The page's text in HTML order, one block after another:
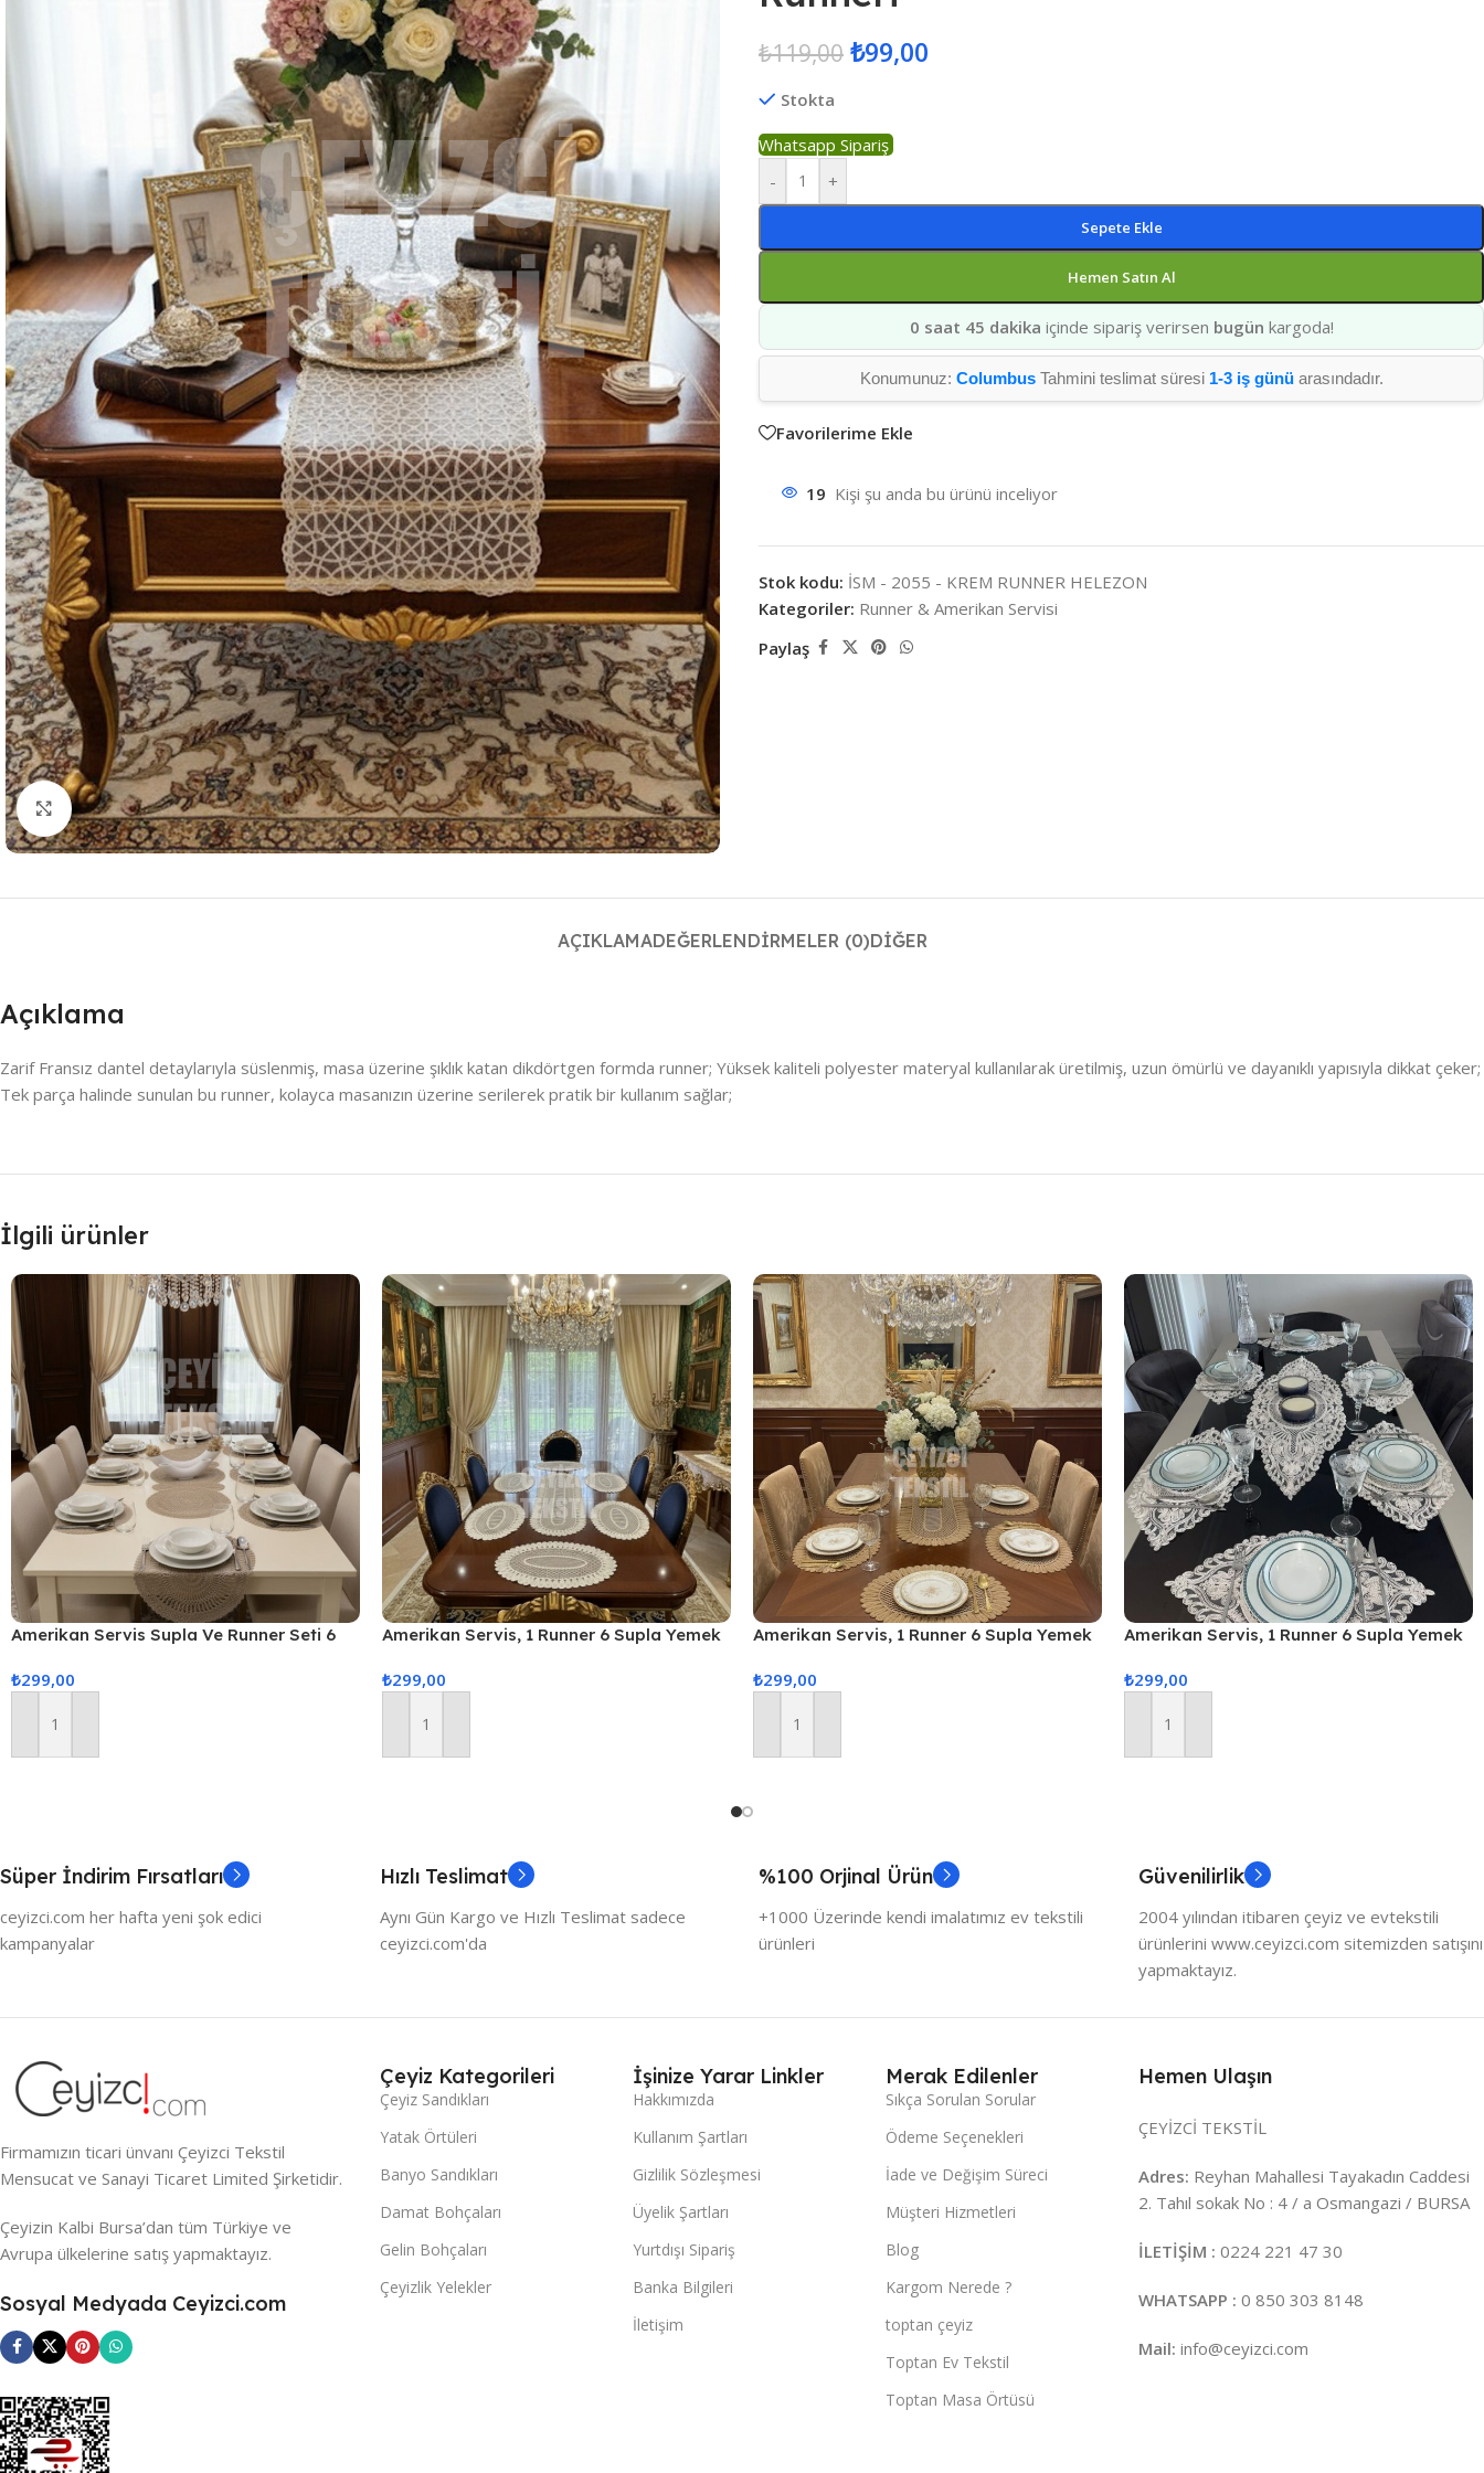
Resmi Büyüt
₺119,00 ₺99,00
Stokta
Whatsapp Sipariş
-
+
Sepete Ekle
Hemen Satın Al
0 saat 45 dakika içinde sipariş verirsen bugün kargoda!
Konumunuz: ColumbusTahmini teslimat süresi 1-3 iş günüarasındadır.
Favorilerime Ekle
19 Kişi şu anda bu ürünü inceliyor
Stok kodu: İSM - 2055 - KREM RUNNER HELEZON
Kategoriler: Runner & Amerikan Servisi
Paylaş
AÇIKLAMADEĞERLENDIRMELER (0)DIĞER
Açıklama
Zarif Fransız dantel detaylarıyla süslenmiş, masa üzerine şıklık katan dikdörtgen formda runner; Yüksek kaliteli polyester materyal kullanılarak üretilmiş, uzun ömürlü ve dayanıklı yapısıyla dikkat çeker;
Tek parça halinde sunulan bu runner, kolayca masanızın üzerine serilerek pratik bir kullanım sağlar;
İlgili ürünler
Amerikan Servis Supla Ve Runner Seti 6
₺299,00
Sepete Ekle
Amerikan Servis, 1 Runner 6 Supla Yemek
Sunum Seti
₺299,00
Sepete Ekle
Amerikan Servis, 1 Runner 6 Supla Yemek
Sunum Seti
₺299,00
Sepete Ekle
Amerikan Servis, 1 Runner 6 Supla Yemek
Sunum Seti – Krem
₺299,00
Sepete Ekle
Süper İndirim Fırsatları
ceyizci.com her hafta yeni şok edici
kampanyalar
Hızlı Teslimat
Aynı Gün Kargo ve Hızlı Teslimat sadece
ceyizci.com'da
%100 Orjinal Ürün
+1000 Üzerinde kendi imalatımız ev tekstili
ürünleri
Güvenilirlik
2004 yılından itibaren çeyiz ve evtekstili
ürünlerini www.ceyizci.com sitemizden satışını
yapmaktayız.
Firmamızın ticari ünvanı Çeyizci Tekstil
Mensucat ve Sanayi Ticaret Limited Şirketidir.
Çeyizin Kalbi Bursa’dan tüm Türkiye ve
Avrupa ülkelerine satış yapmaktayız.
Sosyal Medyada Ceyizci.com
Çeyiz Kategorileri
Çeyiz Sandıkları
Yatak Örtüleri
Banyo Sandıkları
Damat Bohçaları
Gelin Bohçaları
Çeyizlik Yelekler
İşinize Yarar Linkler
Hakkımızda
Kullanım Şartları
Gizlilik Sözleşmesi
Üyelik Şartları
Yurtdışı Sipariş
Banka Bilgileri
İletişim
Merak Edilenler
Sıkça Sorulan Sorular
Ödeme Seçenekleri
İade ve Değişim Süreci
Müşteri Hizmetleri
Blog
Kargom Nerede ?
toptan çeyiz
Toptan Ev Tekstil
Toptan Masa Örtüsü
Hemen Ulaşın
ÇEYİZCİ TEKSTİL
Adres: Reyhan Mahallesi Tayakadın Caddesi
2. Tahıl sokak No : 4 / a Osmangazi / BURSA
İLETİŞİM : 0224 221 47 30
WHATSAPP : 0 850 303 8148
Mail: info@ceyizci.com